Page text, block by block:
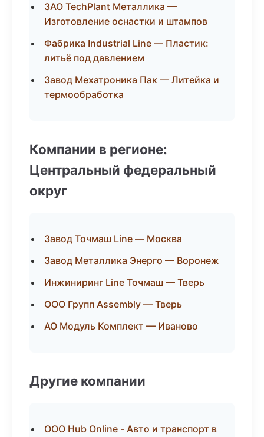
ЗАО TechPlant Металлика —
Изготовление оснастки и штампов
Фабрика Industrial Line — Пластик:
литьё под давлением
Завод Мехатроника Пак — Литейка и
термообработка
Компании в регионе:
Центральный федеральный
округ
Завод Точмаш Line — Москва
Завод Металлика Энерго — Воронеж
Инжиниринг Line Точмаш — Тверь
ООО Групп Assembly — Тверь
АО Модуль Комплект — Иваново
Другие компании
ООО Hub Online - Авто и транспорт в